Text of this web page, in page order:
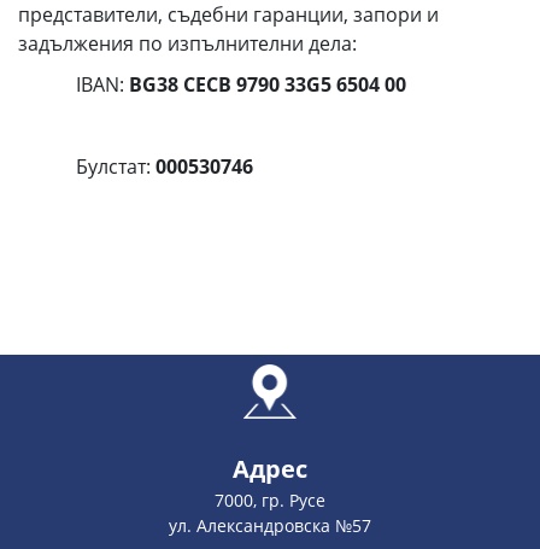
представители, съдебни гаранции, запори и
задължения по изпълнителни дела:
IBAN: BG38 CECB 9790 33G5 6504 00
Булстат: 000530746
Адрес
7000, гр. Русе
ул. Александровска №57